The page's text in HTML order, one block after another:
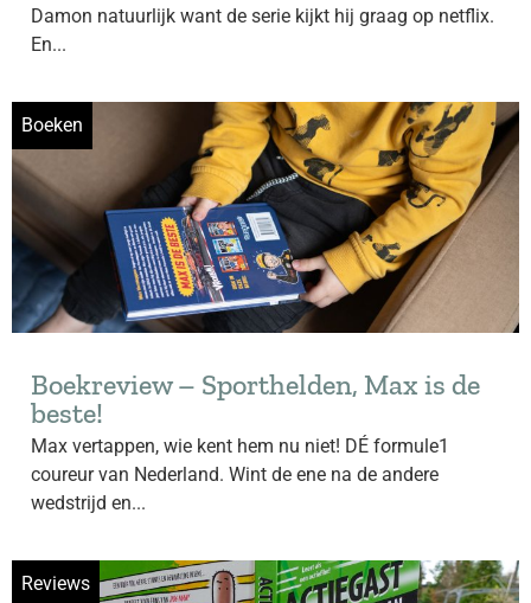
Damon natuurlijk want de serie kijkt hij graag op netflix.
En...
Boeken
Boekreview – Sporthelden, Max is de
beste!
Max vertappen, wie kent hem nu niet! DÉ formule1
coureur van Nederland. Wint de ene na de andere
wedstrijd en...
Reviews